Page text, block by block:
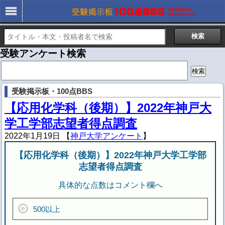
受験アンケート検索
検
受験掲示板・100点BBS
【応用化学科（後期）】2022年神戸大
学工学部志望者得点調査
2022年1月19日 【神戸大学アンケート 】
【応用化学科（後期）】2022年神戸大学工学部
志望者得点調査
具体的な点数はコメント欄へ
500以上